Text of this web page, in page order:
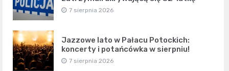
7 sierpnia 2026
Jazzowe lato w Pałacu Potockich:
koncerty i potańcówka w sierpniu!
7 sierpnia 2026